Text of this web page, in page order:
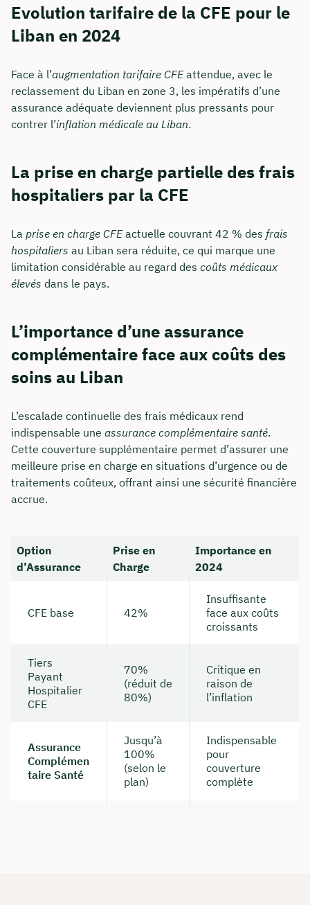
Evolution tarifaire de la CFE pour le
Liban en 2024
Face à l’augmentation tarifaire CFEattendue, avec le
reclassement du Liban en zone 3, les impératifs d’une
assurance adéquate deviennent plus pressants pour
contrer l’inflation médicale au Liban.
La prise en charge partielle des frais
hospitaliers par la CFE
La prise en charge CFEactuelle couvrant 42 % des frais
hospitaliers au Liban sera réduite, ce qui marque une
limitation considérable au regard des coûts médicaux
élevés dans le pays.
L’importance d’une assurance
complémentaire face aux coûts des
soins au Liban
L’escalade continuelle des frais médicaux rend
indispensable une assurance complémentaire santé.
Cette couverture supplémentaire permet d’assurer une
meilleure prise en charge en situations d’urgence ou de
traitements coûteux, offrant ainsi une sécurité financière
accrue.
Option
d’Assurance
Prise en
Charge
Importance en
2024
CFE base 42%
Insuffisante
face aux coûts
croissants
Tiers
Payant
Hospitalier
CFE
70%
(réduit de
80%)
Critique en
raison de
l’inflation
Assurance
Complémen
taire Santé
Jusqu’à
100%
(selon le
plan)
Indispensable
pour
couverture
complète
Comment nous joindre